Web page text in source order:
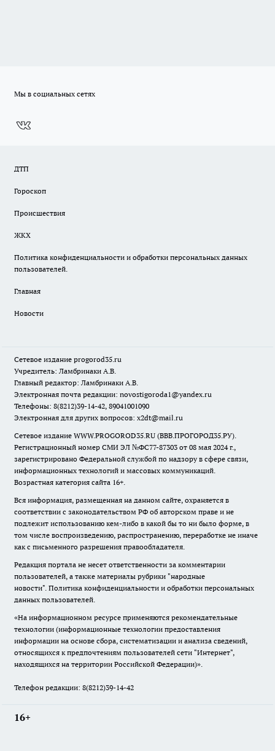
Мы в социальных сетях
ДТП
Гороскоп
Происшествия
ЖКХ
Политика конфиденциальности и обработки персональных данных
пользователей.
Главная
Новости
Сетевое издание progorod35.ru
Учредитель: Ламбринаки А.В.
Главный редактор: Ламбринаки А.В.
Электронная почта редакции: novostigoroda1@yandex.ru
Телефоны: 8(8212)39-14-42, 89041001090
Электронная для других вопросов: x2dt@mail.ru
Сетевое издание WWW.PROGOROD35.RU (ВВВ.ПРОГОРОД35.РУ).
Регистрационный номер СМИ ЭЛ №ФС77-87303 от 08 мая 2024 г.,
зарегистрировано Федеральной службой по надзору в сфере связи,
информационных технологий и массовых коммуникаций.
Возрастная категория сайта 16+.
Вся информация, размещенная на данном сайте, охраняется в
соответствии с законодательством РФ об авторском праве и не
подлежит использованию кем-либо в какой бы то ни было форме, в
том числе воспроизведению, распространению, переработке не иначе
как с письменного разрешения правообладателя.
Редакция портала не несет ответственности за комментарии
пользователей, а также материалы рубрики "народные
новости". Политика конфиденциальности и обработки персональных
данных пользователей.
«На информационном ресурсе применяются рекомендательные
технологии (информационные технологии предоставления
информации на основе сбора, систематизации и анализа сведений,
относящихся к предпочтениям пользователей сети "Интернет",
находящихся на территории Российской Федерации)».
Телефон редакции: 8(8212)39-14-42
16+